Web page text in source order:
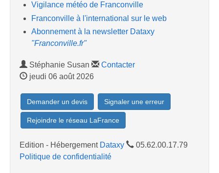
Vigilance météo de Franconville
Franconville à l'international sur le web
Abonnement à la newsletter Dataxy
"Franconville.fr"
Stéphanie Susan
Contacter
jeudi 06 août 2026
Demander un devis Signaler une erreur
Rejoindre le réseau LaFrance
Edition - Hébergement Dataxy
05.62.00.17.79
Politique de confidentialité